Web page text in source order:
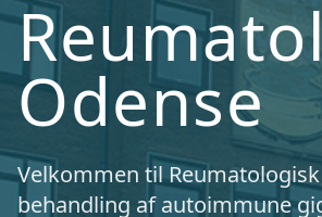
Odense
Velkommen til
behandling af autoimmune